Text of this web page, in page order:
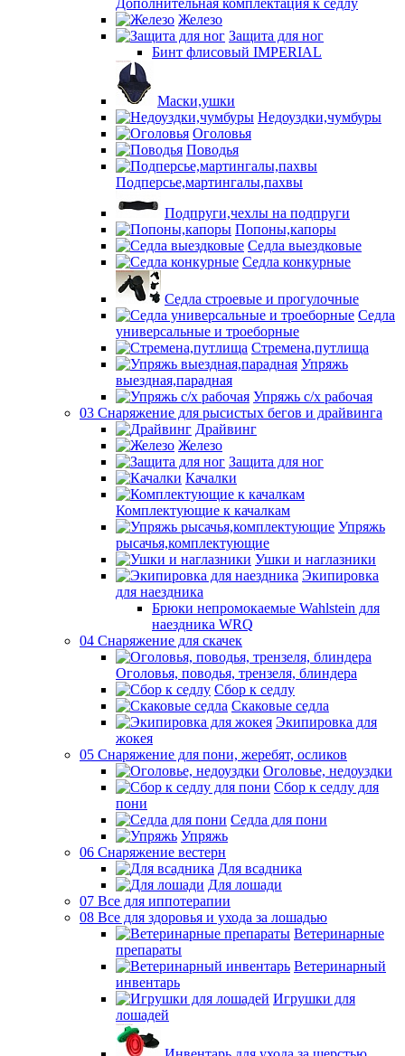
Дополнительная комплектация к седлу
Железо
Защита для ног
Бинт флисовый IMPERIAL
Маски,ушки
Недоуздки,чумбуры
Оголовья
Поводья
Подперсье,мартингалы,пахвы
Подпруги,чехлы на подпруги
Попоны,капоры
Седла выездковые
Седла конкурные
Седла строевые и прогулочные
Седла
универсальные и троеборные
Стремена,путлища
Упряжь
выездная,парадная
Упряжь с/х рабочая
03 Снаряжение для рысистых бегов и драйвинга
Драйвинг
Железо
Защита для ног
Качалки
Комплектующие к качалкам
Упряжь
рысачья,комплектующие
Ушки и наглазники
Экипировка
для наездника
Брюки непромокаемые Wahlstein для
наездника WRQ
04 Снаряжение для скачек
Оголовья, поводья, трензеля, блиндера
Сбор к седлу
Скаковые седла
Экипировка для
жокея
05 Снаряжение для пони, жеребят, осликов
Оголовье, недоуздки
Сбор к седлу для
пони
Седла для пони
Упряжь
06 Снаряжение вестерн
Для всадника
Для лошади
07 Все для иппотерапии
08 Все для здоровья и ухода за лошадью
Ветеринарные
препараты
Ветеринарный
инвентарь
Игрушки для
лошадей